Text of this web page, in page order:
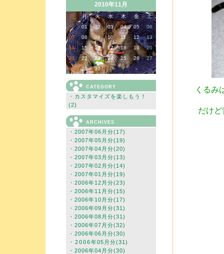
2010年11月
日 月 火 水 木 金
土
-
01 02 03 04 05
06
07
08 09 10 11 12
13
14
15 16 17 18 19
20
21
22 23 24 25 26
27
28
29 30 - - - -
CATEGORY
・ カスタマイズを楽しもう！
(2)
ARCHIVES
・ 2007年06月分(17)
・ 2007年05月分(19)
・ 2007年04月分(20)
・ 2007年03月分(13)
・ 2007年02月分(14)
・ 2007年01月分(19)
・ 2006年12月分(23)
・ 2006年11月分(15)
・ 2006年10月分(17)
・ 2006年09月分(31)
・ 2006年08月分(31)
・ 2006年07月分(32)
・ 2006年06月分(30)
・ 2006年05月分(31)
・ 2006年04月分(30)
くるみ
だけ